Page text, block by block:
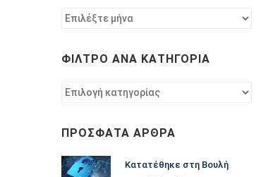
Φίλτρο
ΦΊΛΤΡΟ ΑΝΆ ΚΑΤΗΓΟΡΊΑ
Φίλτρο
ΠΡΌΣΦΑΤΑ ΆΡΘΡΑ
Κατατέθηκε στη Βουλή